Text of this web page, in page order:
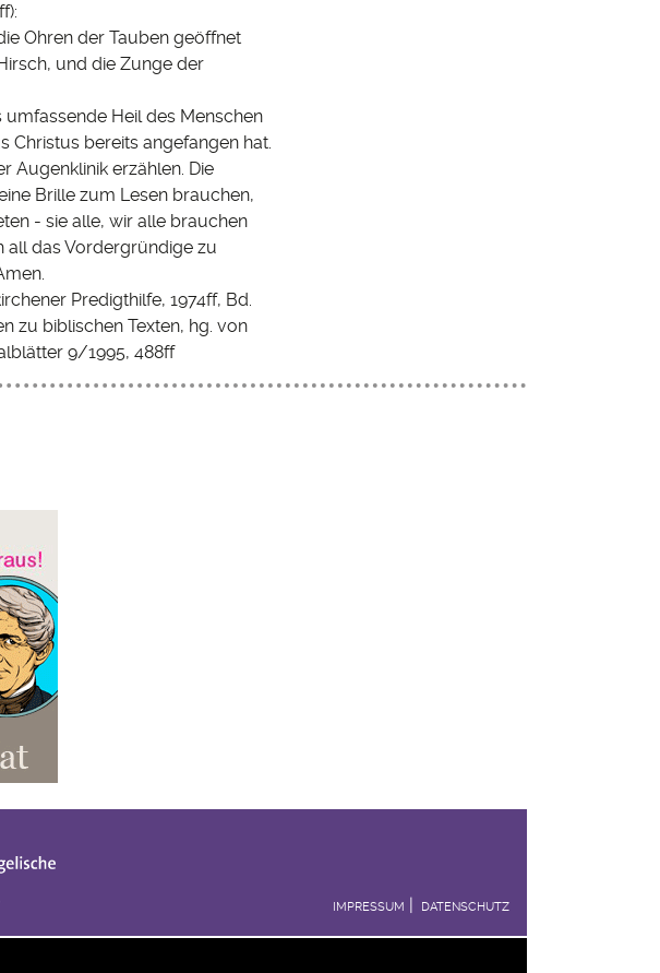
Ohren der Tauben geöffnet
und die Zunge der
Heil des Menschen
Christus bereits angefangen hat.
Augenklinik erzählen. Die
Brille zum Lesen brauchen,
- sie alle, wir alle brauchen
all das Vordergründige zu
Predigthilfe, 1974ff, Bd.
zu biblischen Texten, hg. von
9/1995, 488ff
IMPRESSUM DATENSCHUTZ